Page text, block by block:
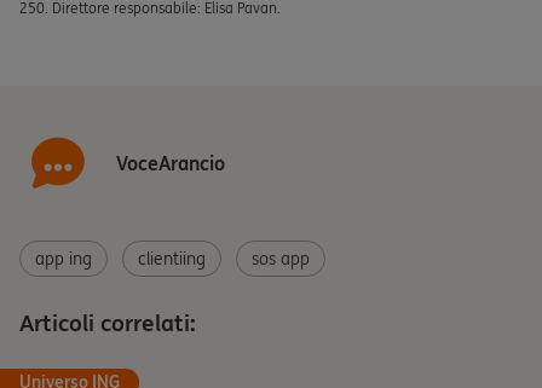
250. Direttore responsabile: Elisa Pavan.
VoceArancio
app ing clientiing sos app
Articoli correlati:
Universo ING